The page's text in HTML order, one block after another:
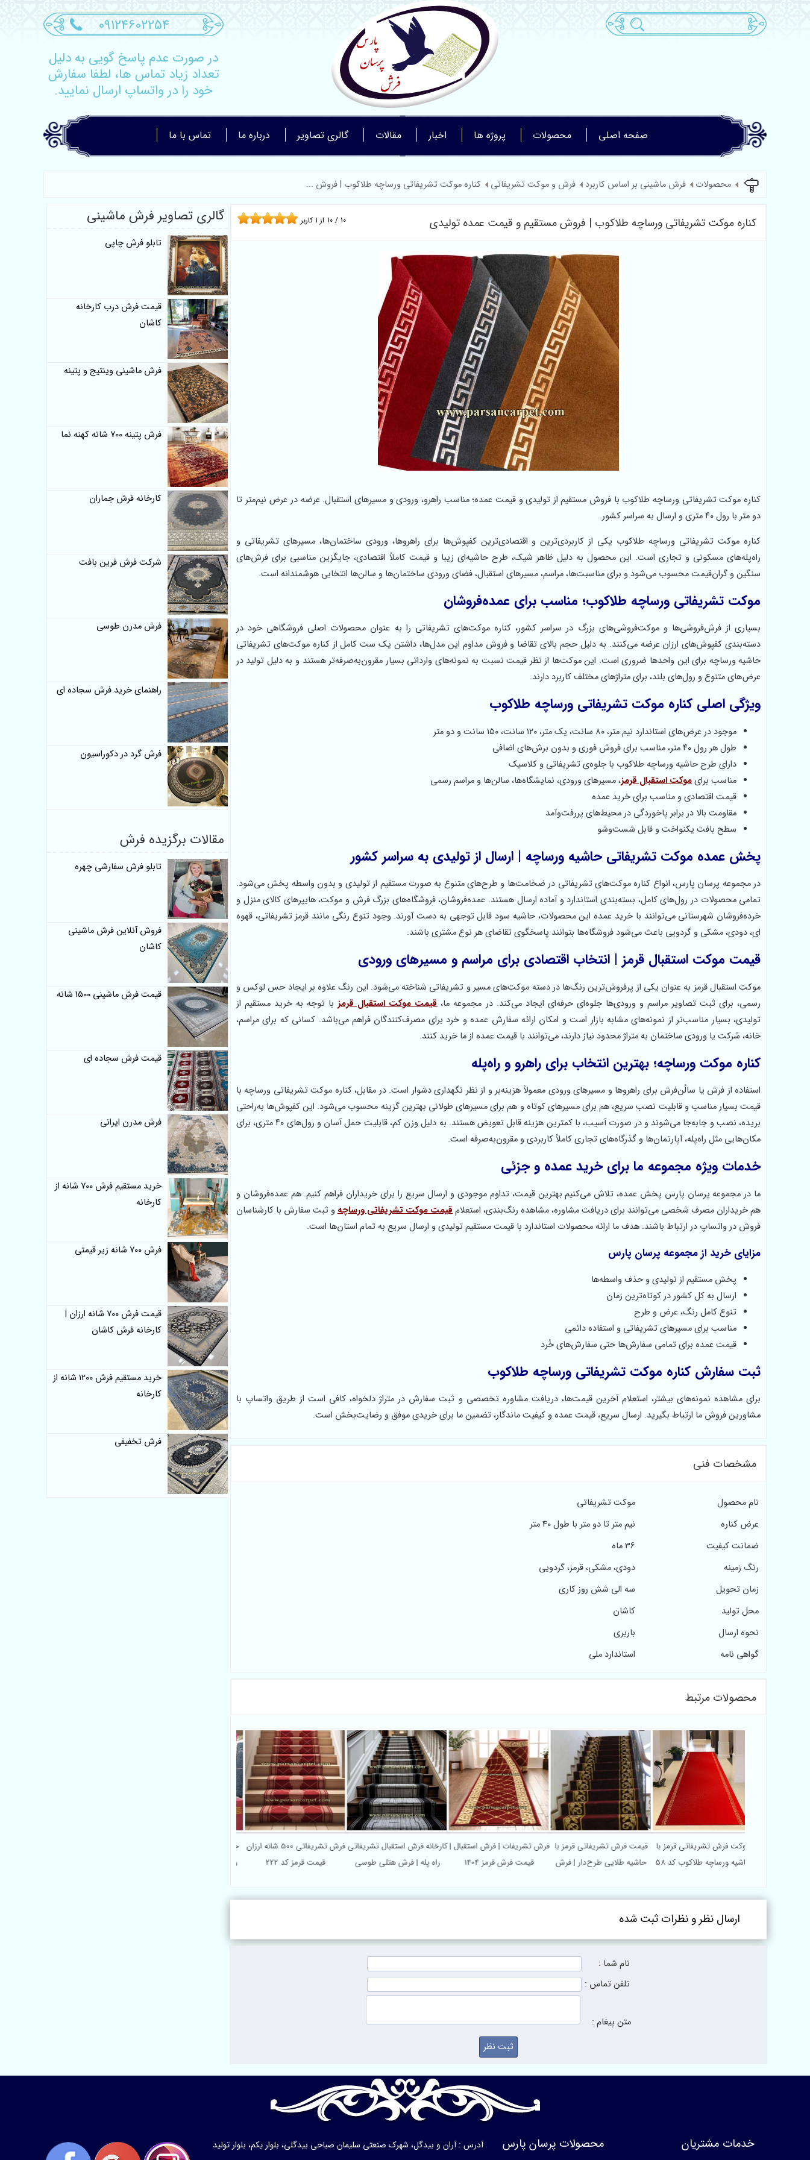
09124602254
در صورت عدم پاسخ گویی به دلیل
تعداد زیاد تماس ها، لطفا سفارش
خود را در واتساپ ارسال نمایید.
صفحه اصلی محصولات پروژه ها اخبار مقالات گالری تصاویر درباره ما تماس با ما
محصولات فرش ماشینی بر اساس کاربرد فرش و موکت تشریفاتی کناره موکت تشریفاتی ورساچه طلاکوب | فروش ...
کناره موکت تشریفاتی ورساچه طلاکوب | فروش مستقیم و قیمت عمده تولیدی 10 / 10 از 1کاربر
کناره موکت تشریفاتی ورساچه طلاکوب با فروش مستقیم از تولیدی و قیمت عمده؛ مناسب راهرو، ورودی و مسیرهای استقبال. عرضه در عرض‌ نیم‌متر تا
دو متر با رول‌ ۴۰ متری و ارسال به سراسر کشور.
کناره موکت تشریفاتی ورساچه طلاکوب یکی از کاربردی‌ترین و اقتصادی‌ترین کفپوش‌ها برای راهروها، ورودی‌ ساختمان‌ها، مسیرهای تشریفاتی و
راه‌پله‌های مسکونی و تجاری است. این محصول به دلیل ظاهر شیک، طرح حاشیه‌ای زیبا و قیمت کاملاً اقتصادی، جایگزین مناسبی برای فرش‌های
سنگین و گران‌قیمت محسوب می‌شود و برای مناسبت‌ها، مراسم، مسیرهای استقبال، فضای ورودی ساختمان‌ها و سالن‌ها انتخابی هوشمندانه است.
موکت تشریفاتی ورساچه طلاکوب؛ مناسب برای عمده‌فروشان
بسیاری از فرش‌فروشی‌ها و موکت‌فروشی‌های بزرگ در سراسر کشور، کناره موکت‌های تشریفاتی را به عنوان محصولات اصلی فروشگاهی خود در
دسته‌بندی کفپوش‌های ارزان عرضه می‌کنند. به دلیل حجم بالای تقاضا و فروش مداوم این مدل‌ها، داشتن یک ست کامل از کناره موکت‌های تشریفاتی
حاشیه ورساچه برای این واحدها ضروری است. این موکت‌ها از نظر قیمت نسبت به نمونه‌های وارداتی بسیار مقرون‌به‌صرفه‌تر هستند و به دلیل تولید در
عرض‌های متنوع و رول‌های بلند، برای متراژهای مختلف کاربرد دارند.
ویژگی‌ اصلی کناره موکت تشریفاتی ورساچه طلاکوب
موجود در عرض‌های استاندارد نیم متر، ۸۰ سانت، یک متر، ۱۲۰ سانت، ۱۵۰ سانت و دو متر
طول هر رول ۴۰ متر، مناسب برای فروش فوری و بدون برش‌های اضافی
دارای طرح حاشیه ورساچه طلاکوب با جلوه‌ی تشریفاتی و کلاسیک
مناسب برایموکت استقبال قرمز، مسیرهای ورودی، نمایشگاه‌ها، سالن‌ها و مراسم رسمی
قیمت اقتصادی و مناسب برای خرید عمده
مقاومت بالا در برابر پاخوردگی در محیط‌های پررفت‌وآمد
سطح بافت یکنواخت و قابل شست‌وشو
پخش عمده موکت تشریفاتی حاشیه ورساچه | ارسال از تولیدی به سراسر کشور
در مجموعه پرسان پارس، انواع کناره‌ موکت‌های تشریفاتی در ضخامت‌ها و طرح‌های متنوع به صورت مستقیم از تولیدی و بدون واسطه پخش می‌شود.
تمامی محصولات در رول‌های کامل، بسته‌بندی استاندارد و آماده ارسال هستند. عمده‌فروشان، فروشگاه‌های بزرگ فرش و موکت، هایپرهای کالای منزل و
خرده‌فروشان شهرستانی می‌توانند با خرید عمده این محصولات، حاشیه سود قابل توجهی به دست آورند. وجود تنوع رنگی مانند قرمز تشریفاتی، قهوه
ای، دودی، مشکی و گردویی باعث می‌شود فروشگاه‌ها بتوانند پاسخگوی تقاضای هر نوع مشتری باشند.
قیمت موکت استقبال قرمز | انتخاب اقتصادی برای مراسم و مسیرهای ورودی
موکت استقبال قرمز به عنوان یکی از پرفروش‌ترین رنگ‌ها در دسته موکت‌های مسیر و تشریفاتی شناخته می‌شود. این رنگ علاوه بر ایجاد حس لوکس و
رسمی، برای ثبت تصاویر مراسم و ورودی‌ها جلوه‌ای حرفه‌ای ایجاد می‌کند. در مجموعه ما،قیمت موکت استقبال قرمز با توجه به خرید مستقیم از
تولیدی، بسیار مناسب‌تر از نمونه‌های مشابه بازار است و امکان ارائه سفارش عمده و خرد برای مصرف‌کنندگان فراهم می‌باشد. کسانی که برای مراسم،
خانه، شرکت یا ورودی ساختمان به متراژ محدود نیاز دارند، می‌توانند با قیمت عمده از ما خرید کنند.
کناره موکت ورساچه؛ بهترین انتخاب برای راهرو و راه‌پله
استفاده از فرش یا سالُن‌فرش برای راهروها و مسیرهای ورودی معمولاً هزینه‌بر و از نظر نگهداری دشوار است. در مقابل، کناره موکت تشریفاتی ورساچه با
قیمت بسیار مناسب و قابلیت نصب سریع، هم برای مسیرهای کوتاه و هم برای مسیرهای طولانی بهترین گزینه محسوب می‌شود. این کفپوش‌ها به‌راحتی
بریده، نصب و جابه‌جا می‌شوند و در صورت آسیب، با کمترین هزینه قابل تعویض هستند. به دلیل وزن کم، قابلیت حمل آسان و رول‌های ۴۰ متری، برای
مکان‌هایی مثل راه‌پله‌، آپارتمان‌ها و گذرگاه‌های تجاری کاملاً کاربردی و مقرون‌به‌صرفه است.
خدمات ویژه مجموعه ما برای خرید عمده و جزئی
ما در مجموعه پرسان پارس پخش عمده، تلاش می‌کنیم بهترین قیمت، تداوم موجودی و ارسال سریع را برای خریداران فراهم کنیم. هم عمده‌فروشان و
هم خریداران مصرف شخصی می‌توانند برای دریافت مشاوره، مشاهده رنگ‌بندی، استعلامقیمت موکت تشریفاتی ورساچهو ثبت سفارش با کارشناسان
فروش در واتساپ در ارتباط باشند. هدف ما ارائه محصولات استاندارد با قیمت مستقیم تولیدی و ارسال سریع به تمام استان‌ها است.
مزایای خرید از مجموعه پرسان پارس
پخش مستقیم از تولیدی و حذف واسطه‌ها
ارسال به کل کشور در کوتاه‌ترین زمان
تنوع کامل رنگ، عرض و طرح
مناسب برای مسیرهای تشریفاتی و استفاده دائمی
قیمت عمده برای تمامی سفارش‌ها حتی سفارش‌های خُرد
ثبت سفارش کناره موکت تشریفاتی ورساچه طلاکوب
برای مشاهده نمونه‌های بیشتر، استعلام آخرین قیمت‌ها، دریافت مشاوره تخصصی و ثبت سفارش در متراژ دلخواه، کافی است از طریق واتساپ با
مشاورین فروش ما ارتباط بگیرید. ارسال سریع، قیمت عمده و کیفیت ماندگار، تضمین ما برای خریدی موفق و رضایت‌بخش است.
مشخصات فنی
نام محصول
موکت تشریفاتی
عرض کناره
نیم متر تا دو متر با طول 40 متر
ضمانت کیفیت
36 ماه
رنگ زمینه
دودی، مشکی، قرمز، گردویی
زمان تحویل
سه الی شش روز کاری
محل تولید
کاشان
نحوه ارسال
باربری
گواهی نامه
استاندارد ملی
محصولات مرتبط
خرید عمده موکت تشریفاتی
فرش تشریفاتی 500 شانه ارزان
قیمت قرمز کد 222
کارخانه فرش استقبال تشریفاتی
راه پله | فرش هتلی طوسی
فرش تشریفات | فرش استقبال |
قیمت فرش قرمز 1404
قیمت فرش تشریفاتی قرمز با
حاشیه طلایی طرح‌دار | فرش
موکت فرش تشریفاتی قرمز با
حاشیه ورساچه طلاکوب کد 58
ارسال نظر و نظرات ثبت شده
نام شما :
تلفن تماس :
متن پیغام :
گالری تصاویر فرش ماشینی
تابلو فرش چاپی
قیمت فرش درب کارخانه
کاشان
فرش ماشینی وینتیج و پتینه
فرش پتینه 700 شانه کهنه نما
کارخانه فرش جماران
شرکت فرش فرین بافت
فرش مدرن طوسی
راهنمای خرید فرش سجاده ای
فرش گرد در دکوراسیون
مقالات برگزیده فرش
تابلو فرش سفارشی چهره
فروش آنلاین فرش ماشینی
کاشان
قیمت فرش ماشینی 1500 شانه
قیمت فرش سجاده ای
فرش مدرن ایرانی
خرید مستقیم فرش 700 شانه از
کارخانه
فرش 700 شانه زیر قیمتی
قیمت فرش 700 شانه ارزان |
کارخانه فرش کاشان
خرید مستقیم فرش 1200 شانه از
کارخانه
فرش تخفیفی
خدمات مشتریان محصولات پرسان پارس آدرس : آران و بیدگل، شهرک صنعتی سلیمان صباحی بیدگلی، بلوار یکم، بلوار تولید